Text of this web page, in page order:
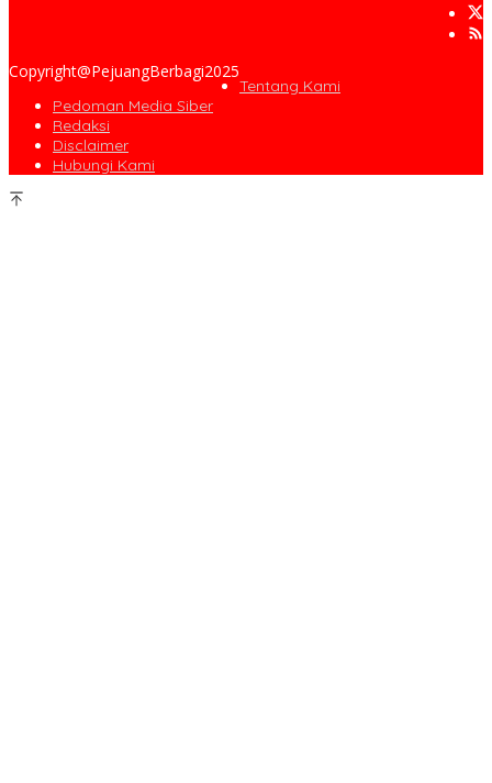
Copyright@PejuangBerbagi2025
Tentang Kami
Pedoman Media Siber
Redaksi
Disclaimer
Hubungi Kami